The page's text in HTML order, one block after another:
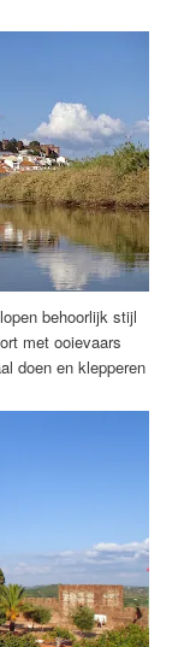
behoorlijk stijl
met ooievaars
doen en klepperen